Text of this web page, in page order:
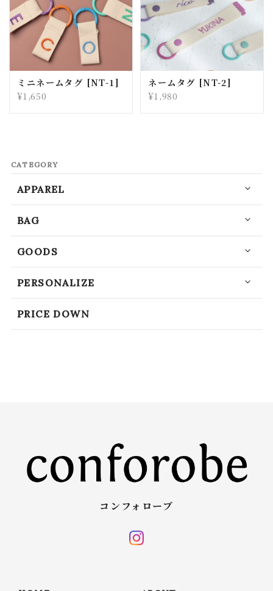
ミニネームタグ [NT-1]
¥1,650
ネームタグ [NT-2]
¥1,980
CATEGORY
APPAREL
BAG
GOODS
PERSONALIZE
PRICE DOWN
コンフォローブ